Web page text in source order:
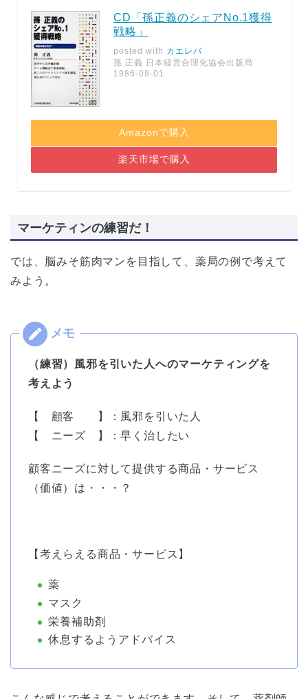
CD「孫正義のシェアNo.1獲得
戦略」
posted with カエレバ
孫 正義 日本経営合理化協会出版局
1986-08-01
Amazonで購入
楽天市場で購入
マーケティンの練習だ！
では、脳みそ筋肉マンを目指して、薬局の例で考えて
みよう。
（練習）風邪を引いた人へのマーケティングを
考えよう
【 顧客 】：風邪を引いた人
【 ニーズ 】：早く治したい
顧客ニーズに対して提供する商品・サービス
（価値）は・・・？
【考えらえる商品・サービス】
薬
マスク
栄養補助剤
休息するようアドバイス